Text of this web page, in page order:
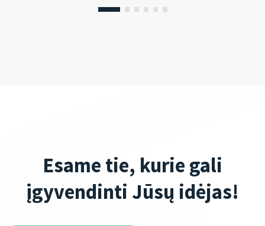
Esame tie, kurie gali
įgyvendinti Jūsų idėjas!